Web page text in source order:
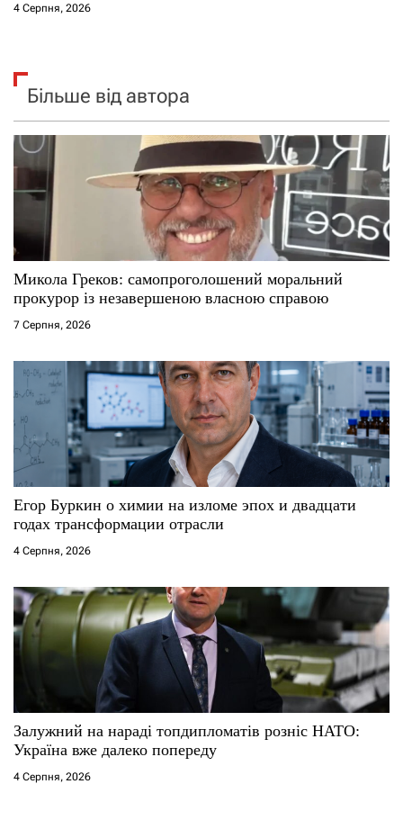
4 Серпня, 2026
Більше від автора
Микола Греков: самопроголошений моральний
прокурор із незавершеною власною справою
7 Серпня, 2026
Егор Буркин о химии на изломе эпох и двадцати
годах трансформации отрасли
4 Серпня, 2026
Залужний на нараді топдипломатів розніс НАТО:
Україна вже далеко попереду
4 Серпня, 2026